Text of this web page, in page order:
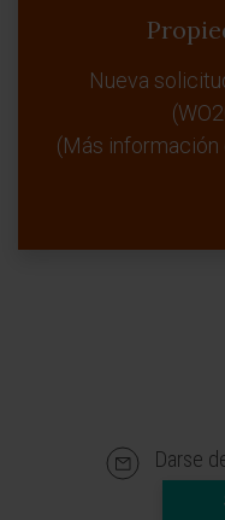
Nueva
(Más información
Darse